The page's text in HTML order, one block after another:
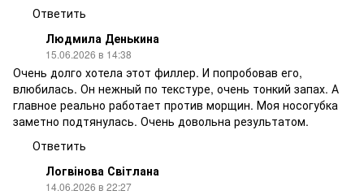
Ответить
Людмила Денькина
15.06.2026 в 14:38
Очень долго хотела этот филлер. И попробовав его,
влюбилась. Он нежный по текстуре, очень тонкий запах. А
главное реально работает против морщин. Моя носогубка
заметно подтянулась. Очень довольна результатом.
Ответить
Логвінова Світлана
14.06.2026 в 22:27